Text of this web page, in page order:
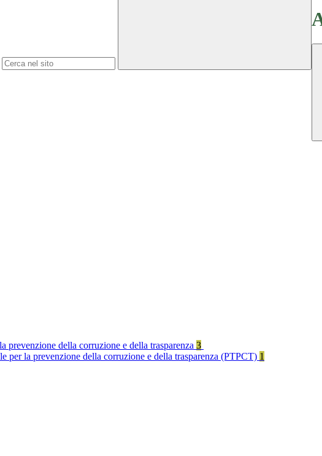
prevenzione della corruzione e della trasparenza 3
per la prevenzione della corruzione e della trasparenza (PTPCT) 1